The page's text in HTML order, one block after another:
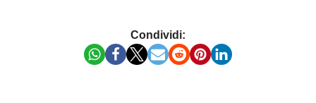
Condividi: